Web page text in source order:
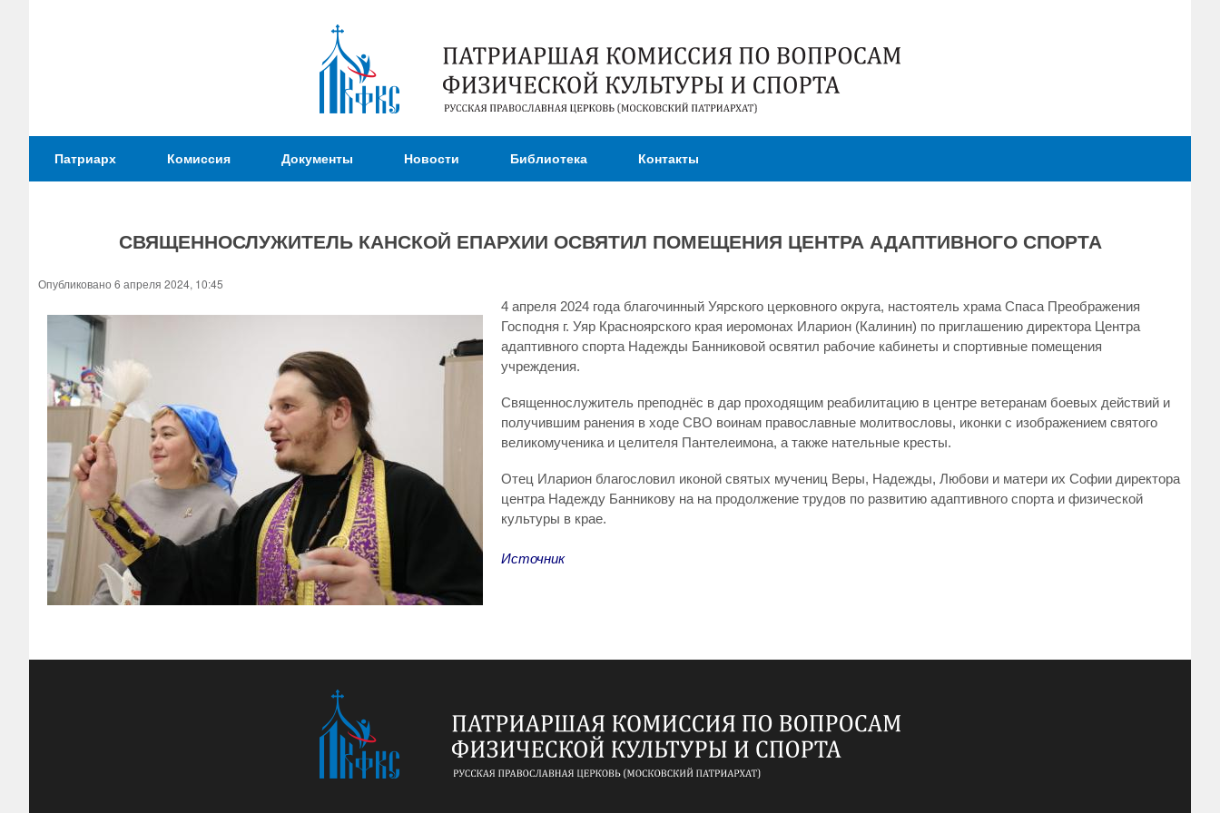
содержанию
Патриаршая
Комиссия
вопросам
физической
культуры и
спорта
Патриарх Комиссия Документы Новости Библиотека Контакты
Вы
СВЯЩЕННОСЛУЖИТЕЛЬ КАНСКОЙ ЕПАРХИИ ОСВЯТИЛ ПОМЕЩЕНИЯ ЦЕНТРА АДАПТИВНОГО СПОРТА
Опубликовано 6 апреля 2024, 10:45
4 апреля 2024 года благочинный Уярского церковного округа, настоятель храма Спаса Преображения
Господня г. Уяр Красноярского края иеромонах Иларион (Калинин) по приглашению директора Центра
адаптивного спорта Надежды Банниковой освятил рабочие кабинеты и спортивные помещения
учреждения.
Священнослужитель преподнёс в дар проходящим реабилитацию в центре ветеранам боевых действий и
получившим ранения в ходе СВО воинам православные молитвословы, иконки с изображением святого
великомученика и целителя Пантелеимона, а также нательные кресты.
Отец Иларион благословил иконой святых мучениц Веры, Надежды, Любови и матери их Софии директора
центра Надежду Банникову на на продолжение трудов по развитию адаптивного спорта и физической
культуры в крае.
Источник